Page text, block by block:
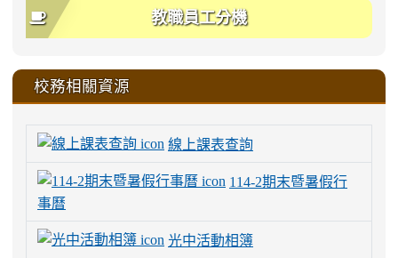
教職員工分機
校務相關資源
線上課表查詢
114-2期末暨暑假行
事曆
光中活動相簿